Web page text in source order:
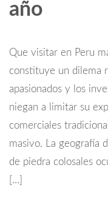
año
Que visitar en Peru
constituye un dilema
apasionados y los
niegan a limitar su
comerciales
masivo. La geografía
de piedra colosales
[…]